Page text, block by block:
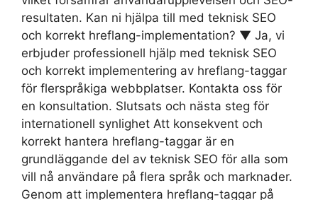
resultaten. Kan ni hjälpa till med teknisk SEO
och korrekt hreflang-implementation? ▼ Ja, vi
erbjuder professionell hjälp med teknisk SEO
och korrekt implementering av hreflang-taggar
för flerspråkiga webbplatser. Kontakta oss för
en konsultation. Slutsats och nästa steg för
internationell synlighet Att konsekvent och
korrekt hantera hreflang-taggar är en
grundläggande del av teknisk SEO för alla som
vill nå användare på flera språk och marknader.
Genom att implementera hreflang-taggar på